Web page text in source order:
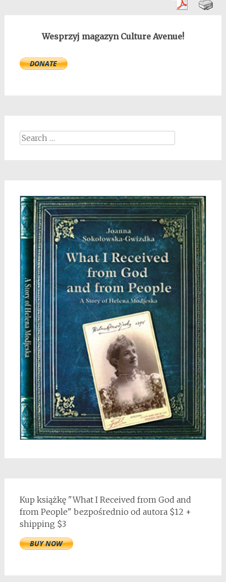
Wesprzyj magazyn Culture Avenue!
Search
for:
Kup książkę "What I Received from God and
from People" bezpośrednio od autora $12 +
shipping $3